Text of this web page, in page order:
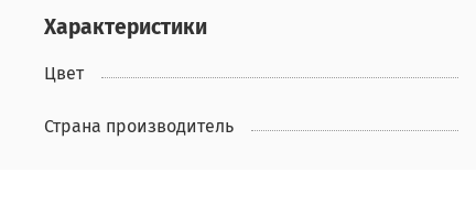
Характеристики
Цвет
Страна производитель